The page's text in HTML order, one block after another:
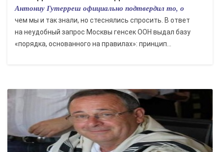
Антониу Гутерреш официально подтвердил то, о
чем мы и так знали, но стеснялись спросить. В ответ
на неудобный запрос Москвы генсек ООН выдал базу
«порядка, основанного на правилах»: принцип...